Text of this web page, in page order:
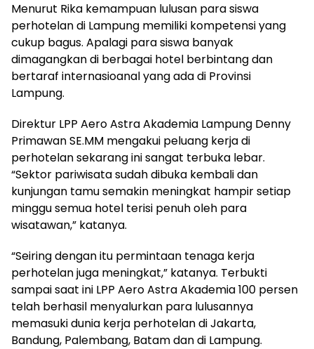
Menurut Rika kemampuan lulusan para siswa
perhotelan di Lampung memiliki kompetensi yang
cukup bagus. Apalagi para siswa banyak
dimagangkan di berbagai hotel berbintang dan
bertaraf internasioanal yang ada di Provinsi
Lampung.
Direktur LPP Aero Astra Akademia Lampung Denny
Primawan SE.MM mengakui peluang kerja di
perhotelan sekarang ini sangat terbuka lebar.
“Sektor pariwisata sudah dibuka kembali dan
kunjungan tamu semakin meningkat hampir setiap
minggu semua hotel terisi penuh oleh para
wisatawan,” katanya.
“Seiring dengan itu permintaan tenaga kerja
perhotelan juga meningkat,” katanya. Terbukti
sampai saat ini LPP Aero Astra Akademia 100 persen
telah berhasil menyalurkan para lulusannya
memasuki dunia kerja perhotelan di Jakarta,
Bandung, Palembang, Batam dan di Lampung.